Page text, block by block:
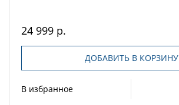
24 999 р.
ДОБАВИТЬ В КОРЗИНУ
В избранное